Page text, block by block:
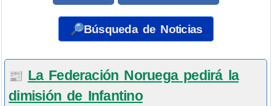
🔎Búsqueda de Noticias
📰 La Federación Noruega pedirá la
dimisión de Infantino